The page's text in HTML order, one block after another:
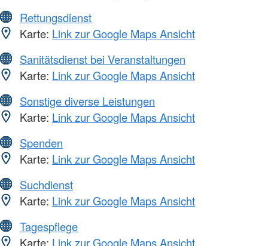
Rettungsdienst
Karte: Link zur Google Maps Ansicht
Sanitätsdienst bei Veranstaltungen
Karte: Link zur Google Maps Ansicht
Sonstige diverse Leistungen
Karte: Link zur Google Maps Ansicht
Spenden
Karte: Link zur Google Maps Ansicht
Suchdienst
Karte: Link zur Google Maps Ansicht
Tagespflege
Karte: Link zur Google Maps Ansicht